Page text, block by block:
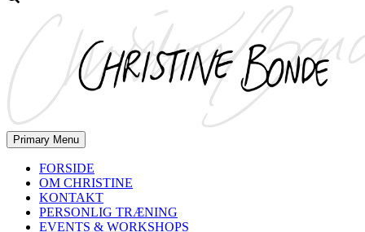
Primary Menu
FORSIDE
OM CHRISTINE
KONTAKT
PERSONLIG TRÆNING
EVENTS & WORKSHOPS